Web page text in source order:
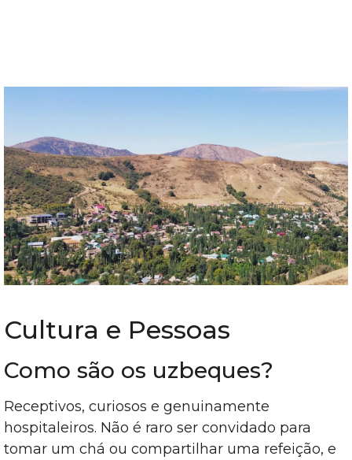
Cultura e Pessoas
Como são os uzbeques?
Receptivos, curiosos e genuinamente
hospitaleiros. Não é raro ser convidado para
tomar um chá ou compartilhar uma refeição, e